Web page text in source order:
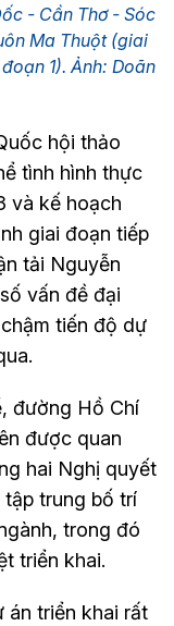
- Cần Thơ - Sóc
Ma Thuột (giai
1). Ảnh: Doãn
hội thảo
tình hình thực
và kế hoạch
giai đoạn tiếp
tải Nguyễn
vấn đề đại
tiến độ dự
đường Hồ Chí
được quan
hai Nghị quyết
tập trung bố trí
trong đó
triển khai.
án triển khai rất